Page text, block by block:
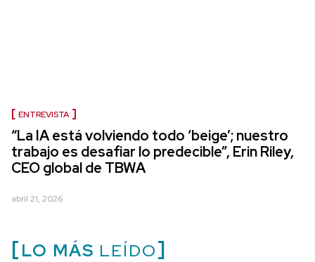
ENTREVISTA
“La IA está volviendo todo ‘beige’; nuestro
trabajo es desafiar lo predecible”, Erin Riley,
CEO global de TBWA
abril 21, 2026
LO MÁS LEÍDO